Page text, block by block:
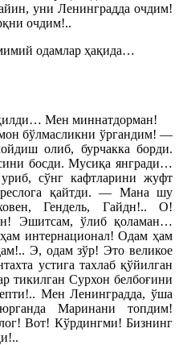
уни Ленинградда очдим!
очдим!..
одамлар ҳақида…
Мен миннатдорман!
бўлмасликни ўргандим! —
олиб, бурчакка борди.
босди. Мусиқа янгради…
сўнг кафтларини жуфт
қайтди. — Мана шу
Гендель, Гайдн!.. О!
Эшитсам, ўлиб қоламан…
интернационал! Одам ҳам
Э, одам зўр! Это великое
устига тахлаб қўйилган
тикилган Сурхон белбоғини
Мен Ленинградда, ўша
Маринани топдим!
Вот! Кўрдингми! Бизнинг